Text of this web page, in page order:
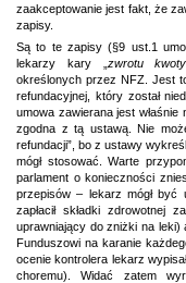
zaakceptowanie jest fakt, że
zapisy.
Są to te zapisy (§9 ust.1
lekarzy kary „ zwrotu
określonych przez NFZ. Jest
refundacyjnej, który został
umowa zawierana jest
zgodna z tą ustawą. Nie
refundacji”, bo z ustawy
mógł stosować. Warte
parlament o konieczności
przepisów – lekarz mógł
zapłacił składki zdrowotnej
uprawniający do zniżki na leki)
Funduszowi na karanie
ocenie kontrolera lekarz
choremu). Widać zatem